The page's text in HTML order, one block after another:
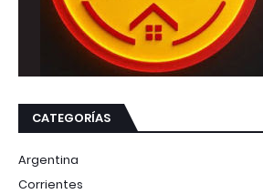
CATEGORÍAS
Argentina
Corrientes